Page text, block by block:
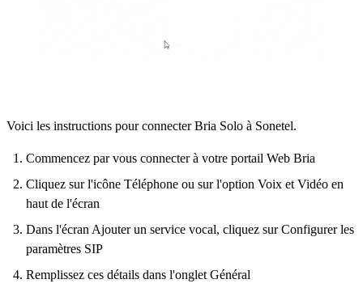
Voici les instructions pour connecter Bria Solo à Sonetel.
Commencez par vous connecter à votre portail Web Bria
Cliquez sur l'icône Téléphone ou sur l'option Voix et Vidéo en
haut de l'écran
Dans l'écran Ajouter un service vocal, cliquez sur Configurer les
paramètres SIP
Remplissez ces détails dans l'onglet Général